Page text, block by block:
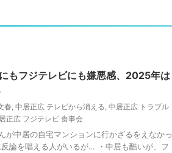
もフジテレビにも嫌悪感、2025年は
春, 中居正広 テレビから消える, 中居正広 トラブル
正広 フジテレビ 食事会
が中居の自宅マンションに行かざるをえなかっ
論を唱える人がいるが… ・中居も酷いが、フ